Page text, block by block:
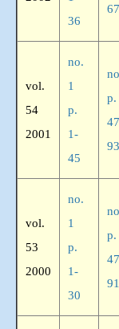
36
67
vol.
54
2001
no.
1
p.
1-
45
p.
93
vol.
53
2000
no.
1
p.
1-
30
p.
91